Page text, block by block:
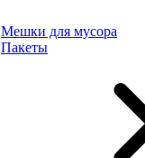
Мешки для мусора
Пакеты